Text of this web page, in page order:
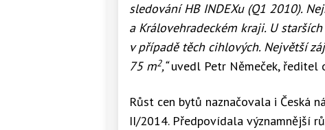
sledování HB INDEXu (Q1 2010).
a Královehradeckém kraji. U
v případě těch cihlových. Největší
75 m2,“uvedl Petr Němeček, ředitel
Růst cen bytů naznačovala i Česká
II/2014. Předpovídala významnější